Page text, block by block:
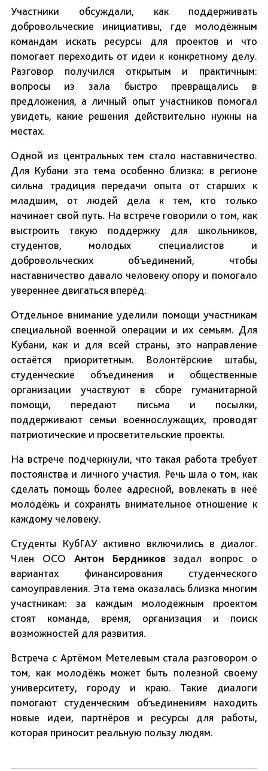
Участники обсуждали, как поддерживать
добровольческие инициативы, где молодёжным
командам искать ресурсы для проектов и что
помогает переходить от идеи к конкретному делу.
Разговор получился открытым и практичным:
вопросы из зала быстро превращались в
предложения, а личный опыт участников помогал
увидеть, какие решения действительно нужны на
местах.
Одной из центральных тем стало наставничество.
Для Кубани эта тема особенно близка: в регионе
сильна традиция передачи опыта от старших к
младшим, от людей дела к тем, кто только
начинает свой путь. На встрече говорили о том, как
выстроить такую поддержку для школьников,
студентов, молодых специалистов и
добровольческих объединений, чтобы
наставничество давало человеку опору и помогало
увереннее двигаться вперёд.
Отдельное внимание уделили помощи участникам
специальной военной операции и их семьям. Для
Кубани, как и для всей страны, это направление
остаётся приоритетным. Волонтёрские штабы,
студенческие объединения и общественные
организации участвуют в сборе гуманитарной
помощи, передают письма и посылки,
поддерживают семьи военнослужащих, проводят
патриотические и просветительские проекты.
На встрече подчеркнули, что такая работа требует
постоянства и личного участия. Речь шла о том, как
сделать помощь более адресной, вовлекать в неё
молодёжь и сохранять внимательное отношение к
каждому человеку.
Студенты КубГАУ активно включились в диалог.
Член ОСО Антон Бердников задал вопрос о
вариантах финансирования студенческого
самоуправления. Эта тема оказалась близка многим
участникам: за каждым молодёжным проектом
стоят команда, время, организация и поиск
возможностей для развития.
Встреча с Артёмом Метелевым стала разговором о
том, как молодёжь может быть полезной своему
университету, городу и краю. Такие диалоги
помогают студенческим объединениям находить
новые идеи, партнёров и ресурсы для работы,
которая приносит реальную пользу людям.